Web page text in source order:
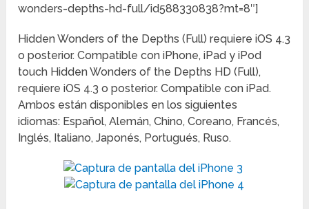
wonders-depths-hd-full/id588330838?mt=8″]
Hidden Wonders of the Depths (Full) requiere iOS 4.3
o posterior. Compatible con iPhone, iPad y iPod
touch Hidden Wonders of the Depths HD (Full),
requiere iOS 4.3 o posterior. Compatible con iPad.
Ambos están disponibles en los siguientes
idiomas: Español, Alemán, Chino, Coreano, Francés,
Inglés, Italiano, Japonés, Portugués, Ruso.